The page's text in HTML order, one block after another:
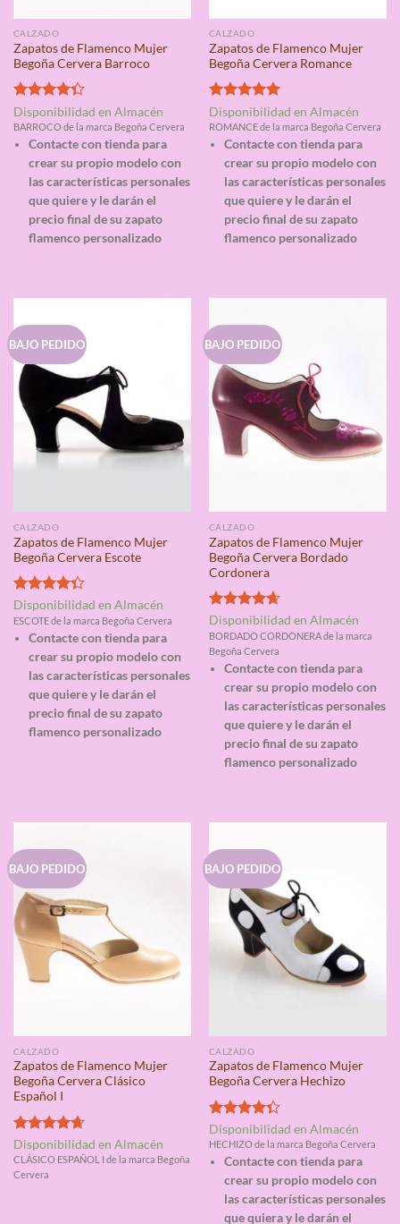
CALZADO
Zapatos de Flamenco Mujer
Begoña Cervera Barroco
Valorado
con4.33
de 5
Disponibilidad en Almacén
BARROCO de la marca Begoña Cervera
Contacte con tienda para
crear su propio modelo con
las características personales
que quiere y le darán el
precio final de su zapato
flamenco personalizado
CALZADO
Zapatos de Flamenco Mujer
Begoña Cervera Romance
Valorado
con5.00
de 5
Disponibilidad en Almacén
ROMANCE de la marca Begoña Cervera
Contacte con tienda para
crear su propio modelo con
las características personales
que quiere y le darán el
precio final de su zapato
flamenco personalizado
BAJO PEDIDO
CALZADO
Zapatos de Flamenco Mujer
Begoña Cervera Escote
Valorado
con4.33
de 5
Disponibilidad en Almacén
ESCOTE de la marca Begoña Cervera
Contacte con tienda para
crear su propio modelo con
las características personales
que quiere y le darán el
precio final de su zapato
flamenco personalizado
BAJO PEDIDO
CALZADO
Zapatos de Flamenco Mujer
Begoña Cervera Bordado
Cordonera
Valorado
con4.67
de 5
Disponibilidad en Almacén
BORDADO CORDONERA de la marca
Begoña Cervera
Contacte con tienda para
crear su propio modelo con
las características personales
que quiere y le darán el
precio final de su zapato
flamenco personalizado
BAJO PEDIDO
CALZADO
Zapatos de Flamenco Mujer
Begoña Cervera Clásico
Español I
Valorado
con4.67
de 5
Disponibilidad en Almacén
CLÁSICO ESPAÑOL I de la marca Begoña
Cervera
BAJO PEDIDO
CALZADO
Zapatos de Flamenco Mujer
Begoña Cervera Hechizo
Valorado
con4.33
de 5
Disponibilidad en Almacén
HECHIZO de la marca Begoña Cervera
Contacte con tienda para
crear su propio modelo con
las características personales
que quiera y le darán el